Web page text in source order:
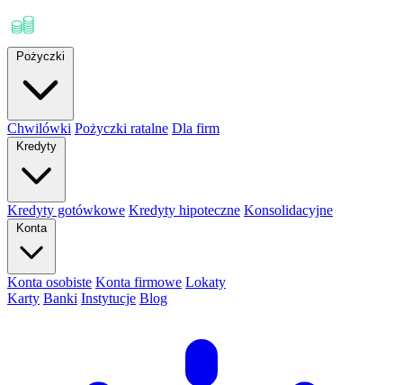
Pożyczki
Chwilówki Pożyczki ratalne Dla firm
Kredyty
Kredyty gotówkowe Kredyty hipoteczne Konsolidacyjne
Konta
Konta osobiste Konta firmowe Lokaty
Karty Banki Instytucje Blog